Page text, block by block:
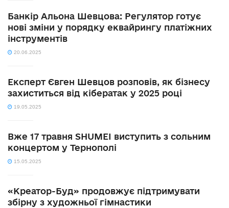
Банкір Альона Шевцова: Регулятор готує
нові зміни у порядку еквайрингу платіжних
інструментів
20.06.2025
Експерт Євген Шевцов розповів, як бізнесу
захиститься від кібератак у 2025 році
19.05.2025
Вже 17 травня SHUMEI виступить з сольним
концертом у Тернополі
15.05.2025
«Креатор-Буд» продовжує підтримувати
збірну з художньої гімнастики